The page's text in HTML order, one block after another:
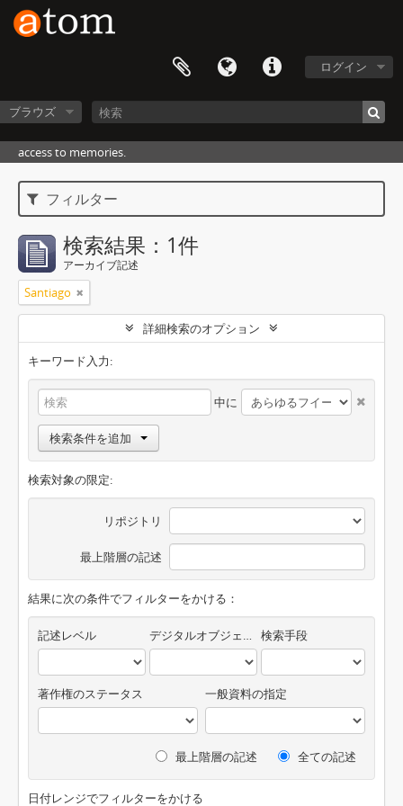
ログイン
ブラウズ
access to memories.
フィルター
検索結果：1件
アーカイブ記述
Santiago
詳細検索のオプション
キーワード入力:
中に
検索条件を追加
検索対象の限定:
リポジトリ
最上階層の記述
結果に次の条件でフィルターをかける：
記述レベル デジタルオブジェクトの有無 検索手段
著作権のステータス 一般資料の指定
最上階層の記述 全ての記述
日付レンジでフィルターをかける